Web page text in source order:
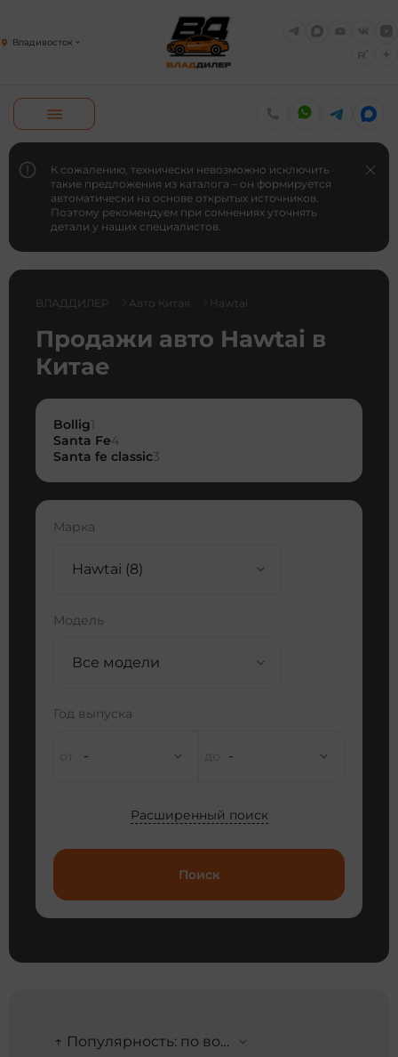
Владивосток
К сожалению, технически невозможно исключить
такие предложения из каталога – он формируется
автоматически на основе открытых источников.
Поэтому рекомендуем при сомнениях уточнять
детали у наших специалистов.
ВЛАДДИЛЕР Авто Китая Hawtai
Продажи авто Hawtai в
Китае
Bollig1
Santa Fe4
Santa fe classic3
Марка
Hawtai (8)
Модель
Все модели
Год выпуска
- -
Расширенный поиск
Поиск
↑ Популярность: по возрастанию